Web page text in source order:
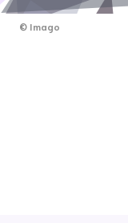
© Imago